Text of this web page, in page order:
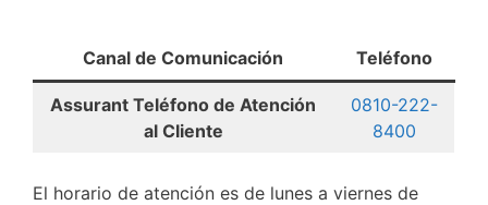
Canal de Comunicación Teléfono
Assurant Teléfono de Atención
al Cliente
0810-222-
8400
El horario de atención es de lunes a viernes de